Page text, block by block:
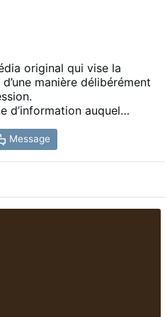
original qui vise la
manière délibérément
d’information auquel
horizons et de toutes
toujours plus dense, nos
internationaux
au public
Message